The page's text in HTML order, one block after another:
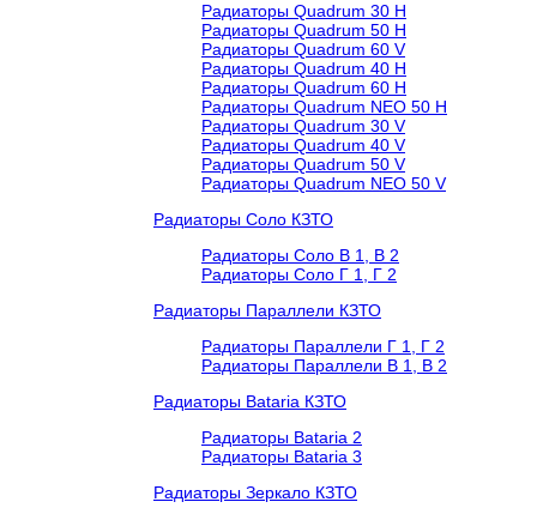
Радиаторы Quadrum 30 H
Радиаторы Quadrum 50 H
Радиаторы Quadrum 60 V
Радиаторы Quadrum 40 H
Радиаторы Quadrum 60 H
Радиаторы Quadrum NEO 50 H
Радиаторы Quadrum 30 V
Радиаторы Quadrum 40 V
Радиаторы Quadrum 50 V
Радиаторы Quadrum NEO 50 V
Радиаторы Соло КЗТО
Радиаторы Соло В 1, В 2
Радиаторы Соло Г 1, Г 2
Радиаторы Параллели КЗТО
Радиаторы Параллели Г 1, Г 2
Радиаторы Параллели В 1, В 2
Радиаторы Bataria КЗТО
Радиаторы Bataria 2
Радиаторы Bataria 3
Радиаторы Зеркало КЗТО